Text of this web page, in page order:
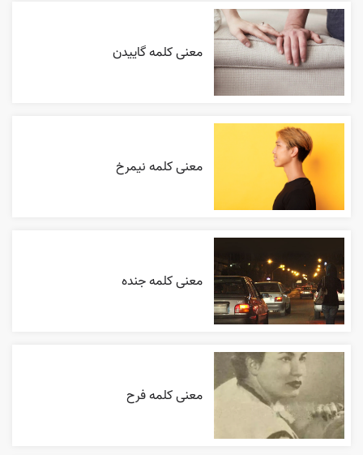
معنی کلمه گاییدن
معنی کلمه نیمرخ
معنی کلمه جنده
معنی کلمه فرح